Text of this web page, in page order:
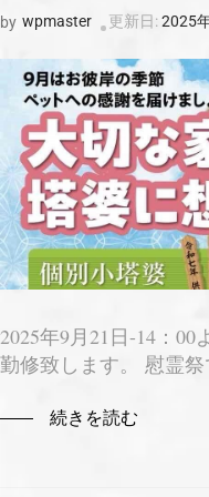
by wpmaster 更新日:2025
2025年9月21日-14：
勤修致します。 慰霊
続きを読む